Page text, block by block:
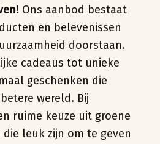
! Ons aanbod bestaat
en belevenissen
doorstaan.
cadeaus tot unieke
geschenken die
wereld. Bij
ruime keuze uit groene
leuk zijn om te geven